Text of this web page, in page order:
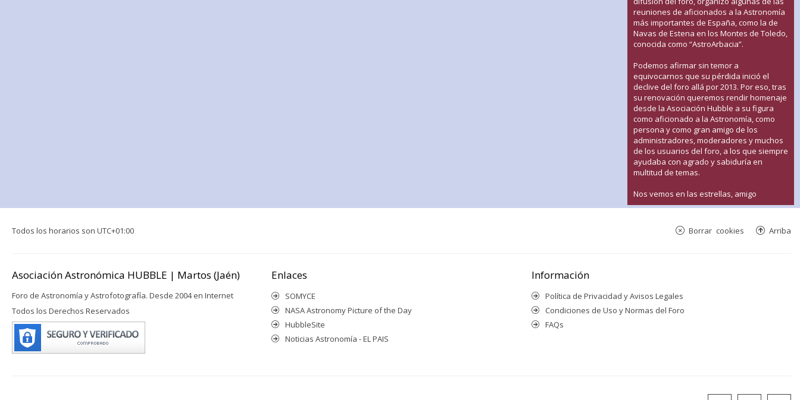
reuniones de aficionados a la Astronomía
más importantes de España, como la de
Navas de Estena en los Montes de Toledo,
conocida como “AstroArbacia”.
Podemos afirmar sin temor a
equivocarnos que su pérdida inició el
declive del foro allá por 2013. Por eso, tras
su renovación queremos rendir homenaje
desde la Asociación Hubble a su figura
como aficionado a la Astronomía, como
persona y como gran amigo de los
administradores, moderadores y muchos
de los usuarios del foro, a los que siempre
ayudaba con agrado y sabiduría en
multitud de temas.
Nos vemos en las estrellas, amigo
Todos los horarios son UTC+01:00 Arriba
Borrar cookies
Asociación Astronómica HUBBLE | Martos (Jaén)
Foro de Astronomía y Astrofotografía. Desde 2004 en Internet
Todos los Derechos Reservados
Enlaces
SOMYCE
NASA Astronomy Picture of the Day
HubbleSite
Noticias Astronomía - EL PAIS
Información
Política de Privacidad y Avisos Legales
Condiciones de Uso y Normas del Foro
FAQs